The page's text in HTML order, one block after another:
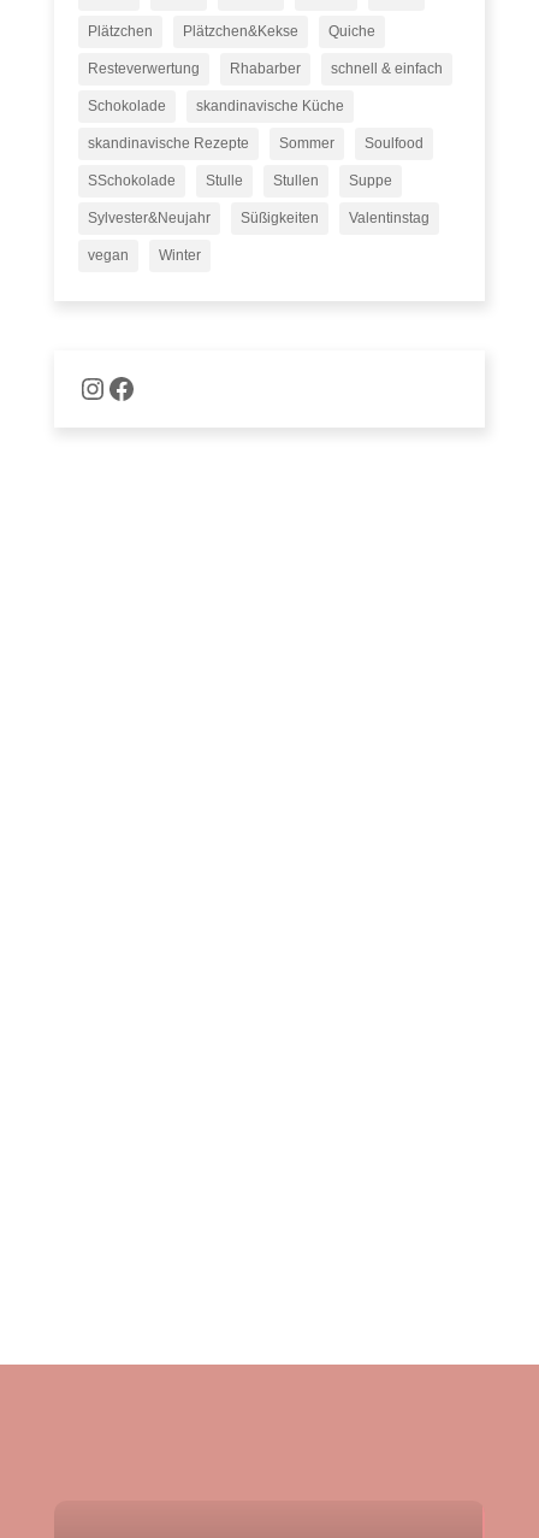
Plätzchen Plätzchen&Kekse Quiche
Resteverwertung Rhabarber schnell & einfach
Schokolade skandinavische Küche
skandinavische Rezepte Sommer Soulfood
SSchokolade Stulle Stullen Suppe
Sylvester&Neujahr Süßigkeiten Valentinstag
vegan Winter
Naschware auf Instagram Facebook